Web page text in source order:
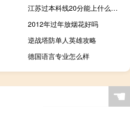
江苏过本科线20分能上什么学校
2012年过年放烟花好吗
逆战塔防单人英雄攻略
德国语言专业怎么样
☚